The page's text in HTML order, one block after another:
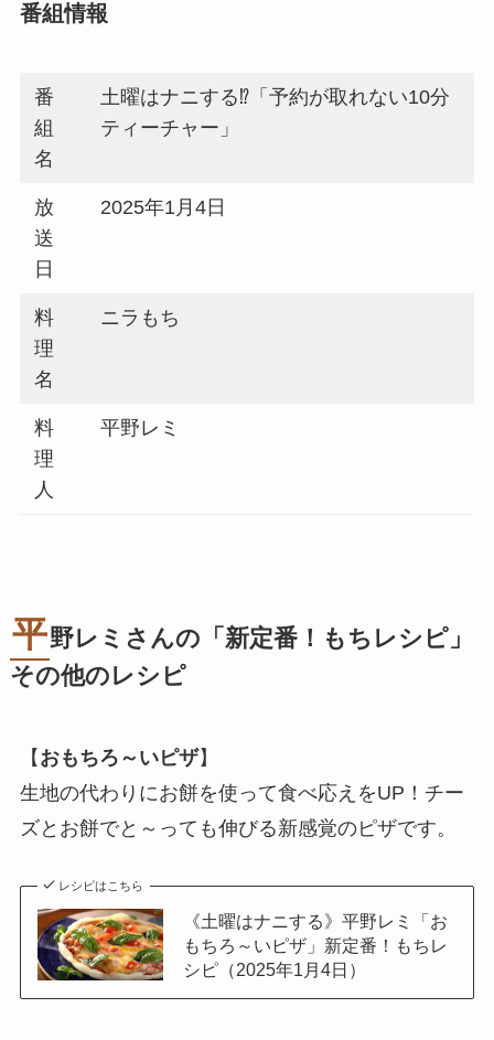
番組情報
番
組
名
土曜はナニする⁉「予約が取れない10分
ティーチャー」
放
送
日
2025年1月4日
料
理
名
ニラもち
料
理
人
平野レミ
平野レミさんの「新定番！もちレシピ」
その他のレシピ
【 おもちろ～いピザ】
生地の代わりにお餅を使って食べ応えをUP！チー
ズとお餅でと～っても伸びる新感覚のピザです。
レシピはこちら
《土曜はナニする》平野レミ「お
もちろ～いピザ」新定番！もちレ
シピ（2025年1月4日）